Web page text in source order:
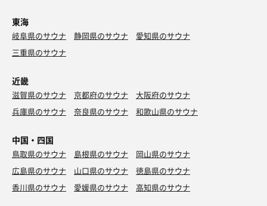
東海
岐阜県のサウナ 静岡県のサウナ
愛知県のサウナ
三重県のサウナ
近畿
滋賀県のサウナ 京都府のサウナ
大阪府のサウナ
兵庫県のサウナ
奈良県のサウナ 和歌山県のサウナ
中国・四国
鳥取県のサウナ 島根県のサウナ
岡山県のサウナ
広島県のサウナ
山口県のサウナ
徳島県のサウナ
香川県のサウナ
愛媛県のサウナ 高知県のサウナ